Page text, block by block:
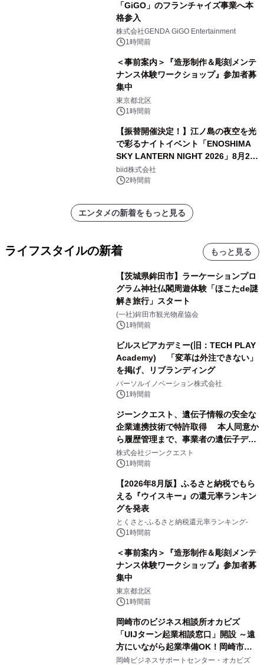
「GiGO」のフランチャイズ事業へ本
格参入
株式会社GENDA GiGO Entertainment
1時間前
＜事前案内＞『造形制作＆彫刻メンテ
ナンス体験ワークショップ』参加者募
集中
東京都北区
1時間前
【振替開催決定！】江ノ島の夜空を光
で彩るナイトイベント「ENOSHIMA
SKY LANTERN NIGHT 2026」8月22
日(土)振替開催＆受付スタート！
biid株式会社
2時間前
エンタメの新着をもっと見る
ライフスタイルの新着 もっと見る
【茨城県鉾田市】ラーケーションプロ
グラム神社仏閣周遊体験「ほこたde謎
解き旅行」スタート
(一社)鉾田市観光物産協会
1時間前
ビルスピアカデミー(旧：TECH PLAY
Academy) 「変革は外注できない」
を掲げ、リブランディング
パーソルイノベーション株式会社
1時間前
ジーンクエスト、遺伝子情報の安全な
企業連携技術で特許取得 本人同意か
ら履歴管理まで、事業者の遺伝子デー
タ活用を支援
株式会社ジーンクエスト
1時間前
【2026年8月版】ふるさと納税でもら
える『ウイスキー』の還元率ランキン
グを発表
とくさと-ふるさと納税還元率ランキング-
1時間前
＜事前案内＞『造形制作＆彫刻メンテ
ナンス体験ワークショップ』参加者募
集中
東京都北区
1時間前
岡崎市のビジネス相談所オカビズ
「UIJターン起業相談窓口」開設 ～遠
方にいながら起業準備OK！岡崎市を
挑戦者があつまるまちに～
岡崎ビジネスサポートセンター・オカビズ